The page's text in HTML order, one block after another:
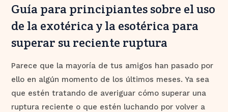
Guía para principiantes sobre el uso
de la exotérica y la esotérica para
superar su reciente ruptura
Parece que la mayoría de tus amigos han pasado por
ello en algún momento de los últimos meses. Ya sea
que estén tratando de averiguar cómo superar una
ruptura reciente o que estén luchando por volver a